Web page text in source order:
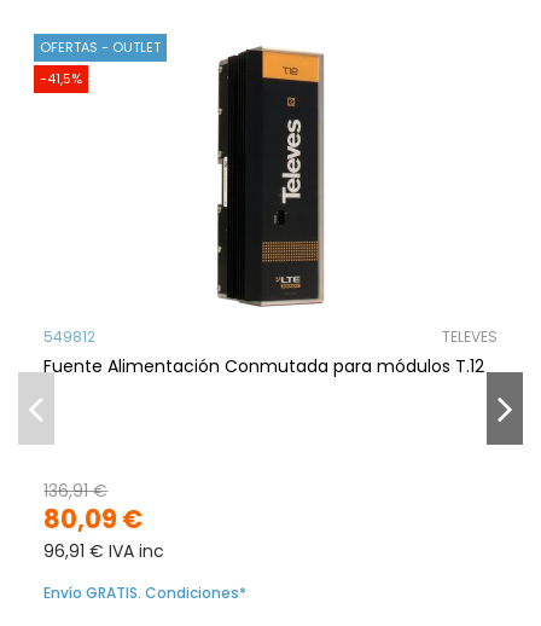
OFERTAS - OUTLET
-41,5%
549812 TELEVES
Fuente Alimentación Conmutada para módulos T.12
80,09 €
136,91 €
96,91 € IVA inc
Envío GRATIS. Condiciones*